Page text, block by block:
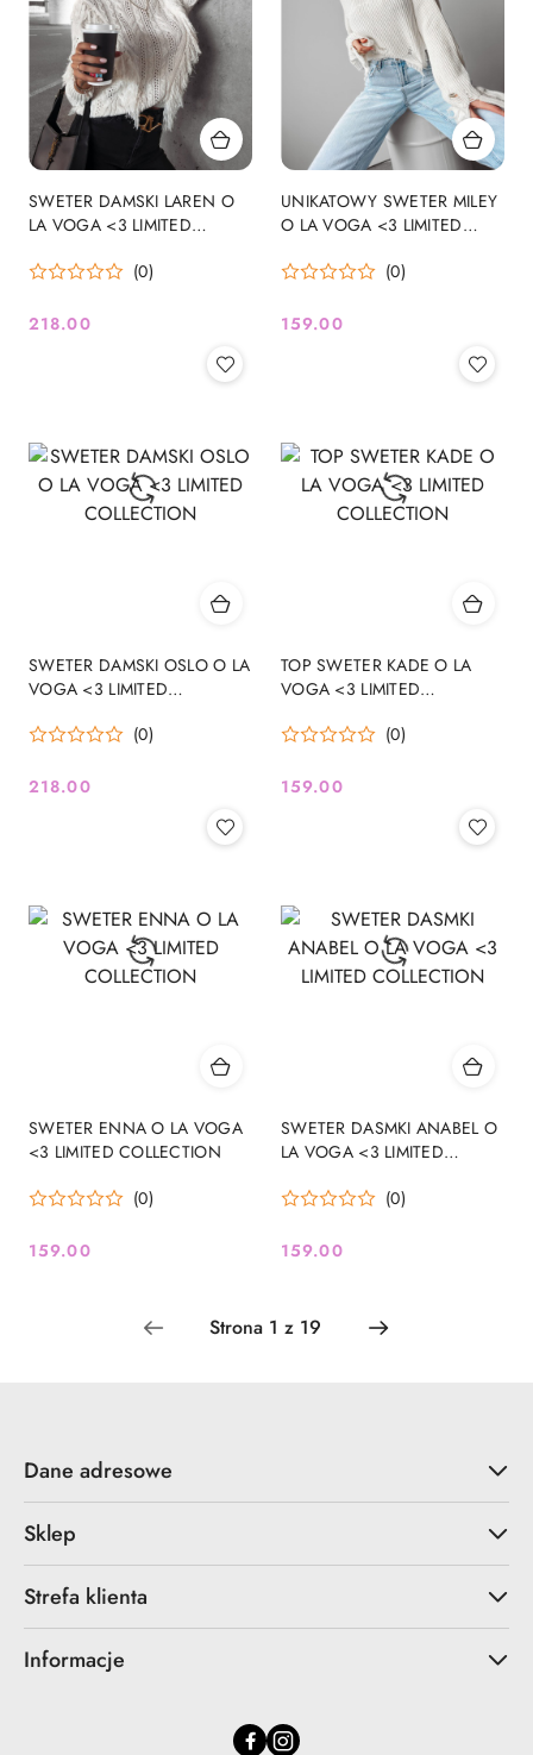
SWETER DAMSKI LAREN O
LA VOGA <3 LIMITED
(0)
Cena:
218.00
UNIKATOWY SWETER MILEY
O LA VOGA <3 LIMITED
(0)
Cena:
159.00
SWETER DAMSKI OSLO O LA
VOGA <3 LIMITED
(0)
Cena:
218.00
TOP SWETER KADE O LA
VOGA <3 LIMITED
(0)
Cena:
159.00
SWETER ENNA O LA VOGA
<3 LIMITED COLLECTION
(0)
Cena:
159.00
SWETER DASMKI ANABEL O
LA VOGA <3 LIMITED
(0)
Cena:
159.00
Dane adresowe
Sklep
Strefa klienta
Informacje